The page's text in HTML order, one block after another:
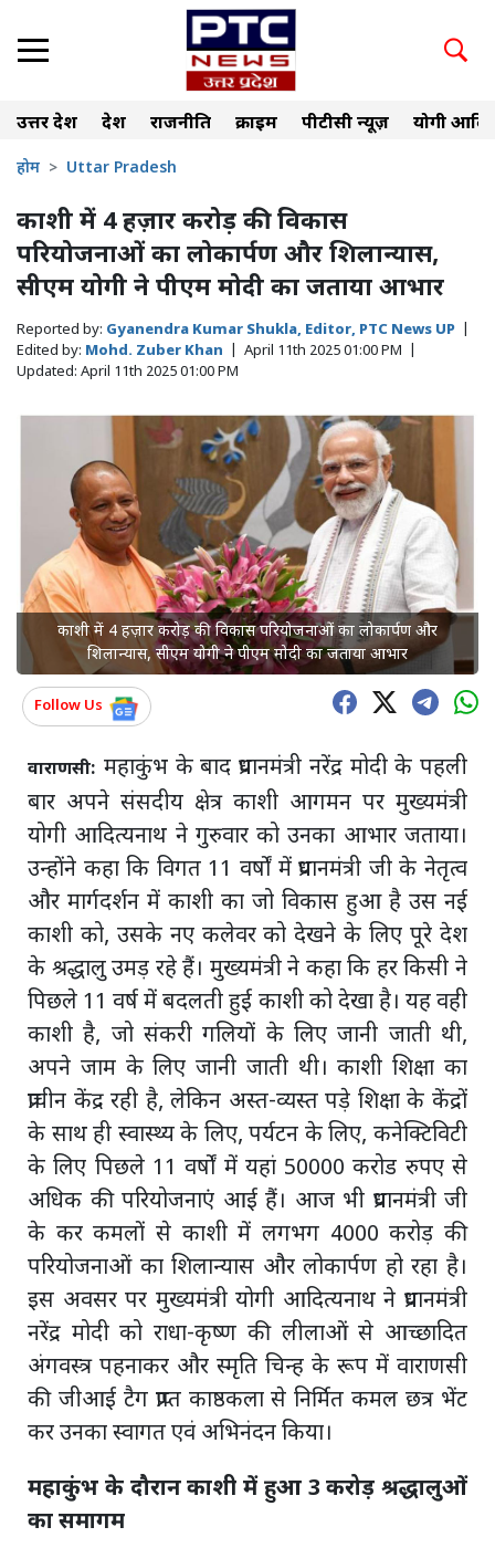
उत्तर प्रदेश देश राजनीति क्राइम पीटीसी न्यूज़ योगी
होम Uttar Pradesh
काशी में 4 हज़ार करोड़ की विकास
परियोजनाओं का लोकार्पण और शिलान्यास,
सीएम योगी ने पीएम मोदी का जताया आभार
Reported by: Gyanendra Kumar Shukla, Editor, PTC News UP
Edited by: Mohd. Zuber Khan April 11th 2025 01:00 PM
Updated: April 11th 2025 01:00 PM
काशी में 4 हज़ार करोड़ की विकास परियोजनाओं का लोकार्पण और
शिलान्यास, सीएम योगी ने पीएम मोदी का जताया आभार
Follow Us
वाराणसी: महाकुंभ के बाद प्रधानमंत्री नरेंद्र मोदी के पहली
बार अपने संसदीय क्षेत्र काशी आगमन पर मुख्यमंत्री
योगी आदित्यनाथ ने गुरुवार को उनका आभार जताया।
उन्होंने कहा कि विगत 11 वर्षों में प्रधानमंत्री जी के नेतृत्व
और मार्गदर्शन में काशी का जो विकास हुआ है उस नई
काशी को, उसके नए कलेवर को देखने के लिए पूरे देश
के श्रद्धालु उमड़ रहे हैं। मुख्यमंत्री ने कहा कि हर किसी ने
पिछले 11 वर्ष में बदलती हुई काशी को देखा है। यह वही
काशी है, जो संकरी गलियों के लिए जानी जाती थी,
अपने जाम के लिए जानी जाती थी। काशी शिक्षा का
प्राचीन केंद्र रही है, लेकिन अस्त-व्यस्त पड़े शिक्षा के केंद्रों
के साथ ही स्वास्थ्य के लिए, पर्यटन के लिए, कनेक्टिविटी
के लिए पिछले 11 वर्षों में यहां 50000 करोड रुपए से
अधिक की परियोजनाएं आई हैं। आज भी प्रधानमंत्री जी
के कर कमलों से काशी में लगभग 4000 करोड़ की
परियोजनाओं का शिलान्यास और लोकार्पण हो रहा है।
इस अवसर पर मुख्यमंत्री योगी आदित्यनाथ ने प्रधानमंत्री
नरेंद्र मोदी को राधा-कृष्ण की लीलाओं से आच्छादित
अंगवस्त्र पहनाकर और स्मृति चिन्ह के रूप में वाराणसी
की जीआई टैग प्राप्त काष्ठकला से निर्मित कमल छत्र भेंट
कर उनका स्वागत एवं अभिनंदन किया।
महाकुंभ के दौरान काशी में हुआ 3 करोड़ श्रद्धालुओं
का समागम